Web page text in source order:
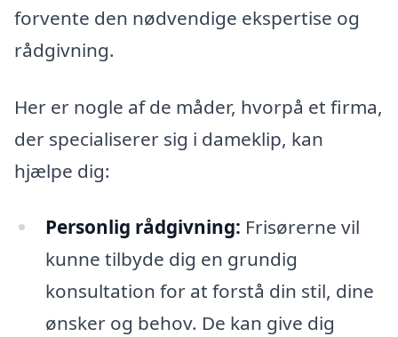
forvente den nødvendige ekspertise og
rådgivning.
Her er nogle af de måder, hvorpå et firma,
der specialiserer sig i dameklip, kan
hjælpe dig:
Personlig rådgivning: Frisørerne vil
kunne tilbyde dig en grundig
konsultation for at forstå din stil, dine
ønsker og behov. De kan give dig